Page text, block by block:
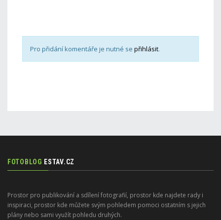
Pro přidání komentáře je nutné se přihlásit.
FOTOBLOG ESTAV.CZ
Prostor pro publikování a sdílení fotografií, prostor kde najdete rady i
inspiraci, prostor kde můžete svým pohledem pomoci ostatním s jejich
plány nebo sami využít pohledu druhých.